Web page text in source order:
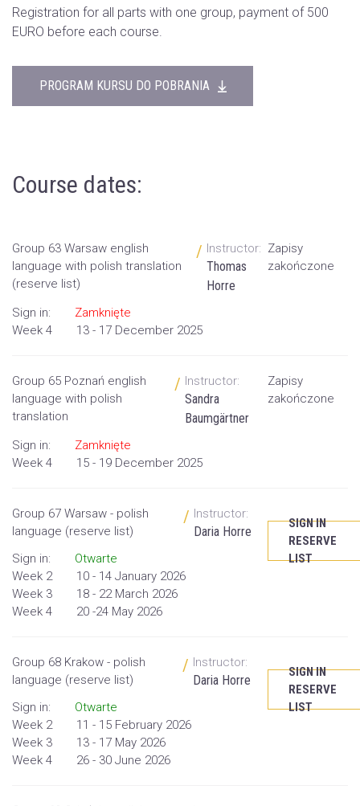
Registration for all parts with one group, payment of 500
EURO before each course.
PROGRAM KURSU DO POBRANIA
Course dates:
Group 63 Warsaw english
language with polish translation
(reserve list)
/ Instructor:
Thomas
Horre
Sign in:
Zamknięte
Week 4
13 - 17 December 2025
Zapisy
zakończone
Group 65 Poznań english
language with polish
translation
/ Instructor:
Sandra
Baumgärtner
Sign in:
Zamknięte
Week 4
15 - 19 December 2025
Zapisy
zakończone
Group 67 Warsaw - polish
language (reserve list)
/ Instructor:
Daria Horre
Sign in:
Otwarte
Week 2
10 - 14 January 2026
Week 3
18 - 22 March 2026
Week 4
20 -24 May 2026
SIGN IN
RESERVE
LIST
Group 68 Krakow - polish
language (reserve list)
/ Instructor:
Daria Horre
Sign in:
Otwarte
Week 2
11 - 15 February 2026
Week 3
13 - 17 May 2026
Week 4
26 - 30 June 2026
SIGN IN
RESERVE
LIST